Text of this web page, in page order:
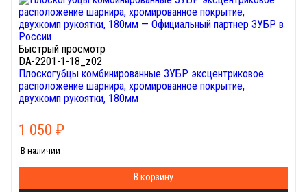
Быстрый просмотр
DA-2201-1-18_z02
Плоскогубцы комбинированные ЗУБР эксцентриковое
расположение шарнира, хромированное покрытие,
двухкомп рукоятки, 180мм
1 050 ₽
В наличии
В корзину